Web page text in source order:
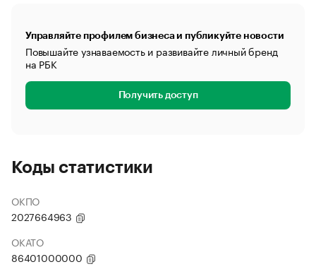
Управляйте профилем бизнеса и публикуйте новости
Повышайте узнаваемость и развивайте личный бренд
на РБК
Получить доступ
Коды статистики
ОКПО
2027664963
ОКАТО
86401000000